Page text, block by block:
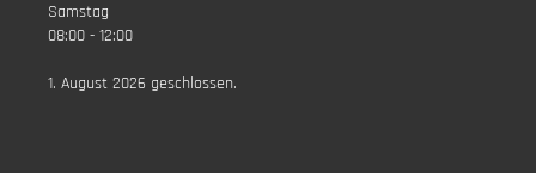
Samstag
08:00 - 12:00
1. August 2026 geschlossen.